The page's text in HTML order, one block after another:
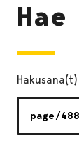
Hae
Hakusana(t)